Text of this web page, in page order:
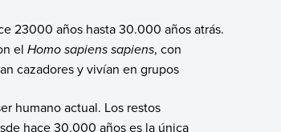
23000 años hasta 30.000 años atrás.
elHomo sapiens sapiens, con
cazadores y vivían en grupos
humano actual. Los restos
hace 30.000 años es la única